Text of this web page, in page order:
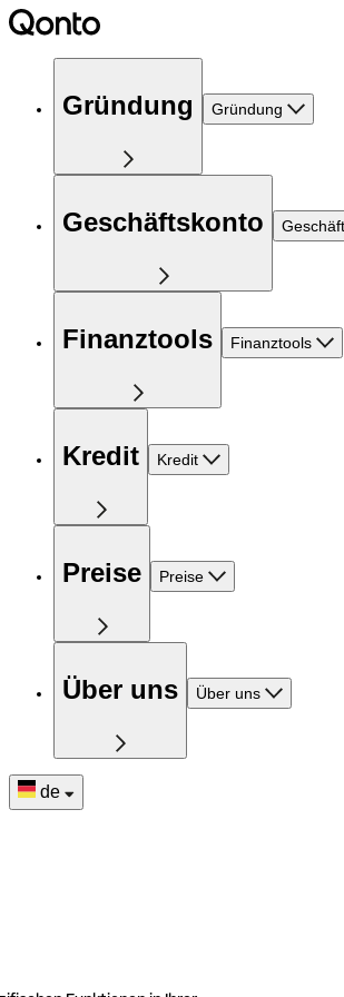
Gründung Gründung
Geschäftskonto
Finanztools Finanztools
Kredit Kredit
Preise Preise
Über uns Über uns
de